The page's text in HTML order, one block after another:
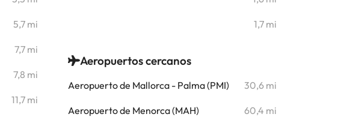
5,7 mi
7,7 mi
7,8 mi
11,7 mi
1,7 mi
Aeropuertos cercanos
Aeropuerto de Mallorca - Palma (PMI) 30,6 mi
Aeropuerto de Menorca (MAH) 60,4 mi